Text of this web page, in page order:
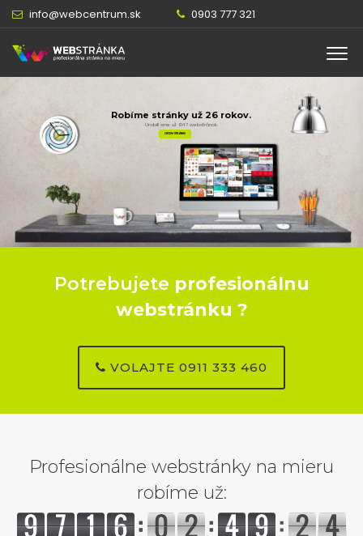
info@webcentrum.sk 0903 777 321
Robíme stránky už 26 rokov.
Urobili sme už 1047 webstránok.
CHCEM STRÁNKU
Potrebujete profesionálnu
webstránku ?
VOLAJTE 0911 333 460
Profesionálne webstránky na mieru
robíme už: